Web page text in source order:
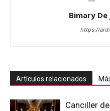
Bimary De
https://
Artículos relacionados
Canciller